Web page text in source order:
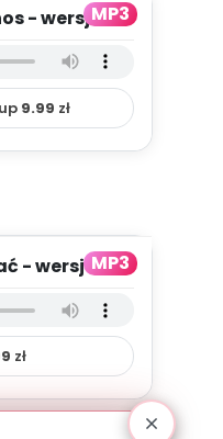
MP3
- wersja
9.99 zł
MP3
- wersja
zł